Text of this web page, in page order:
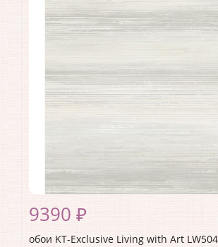
Материал покрытия:Акриловое
Страна: США
Материал основы:
9390 ₽
обои KT-Exclusive Living with Art